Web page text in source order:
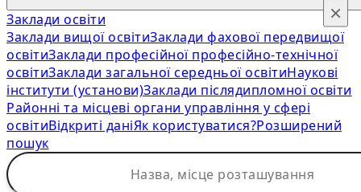
Заклади освіти
Заклади вищої освітиЗаклади фахової передвищої
освітиЗаклади професійної професійно-технічної
освітиЗаклади загальної середньої освітиНаукові
інститути (установи)Заклади післядипломної освіти
Районні та місцеві органи управління у сфері
освітиВідкриті даніЯк користуватися?Розширений
пошук
×